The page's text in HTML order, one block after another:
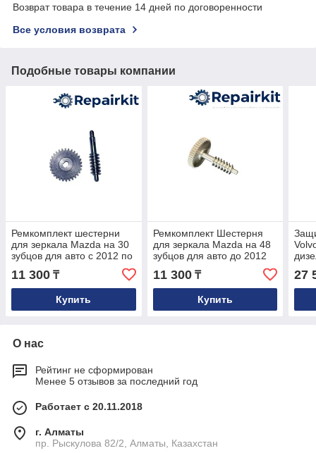
Возврат товара в течение 14 дней по договоренности
Все условия возврата
Подобные товары компании
Ремкомплект шестерни
для зеркала Mazda на 30
зубцов для авто с 2012 по
11 300 ₸
Купить
Ремкомплект Шестерня
для зеркала Mazda на 48
зубцов для авто до 2012
11 300₸
Купить
27
О нас
Рейтинг не сформирован
Менее 5 отзывов за последний год
Работает с 20.11.2018
г. Алматы
пр. Рыскулова 82/2, Алматы, Казахстан